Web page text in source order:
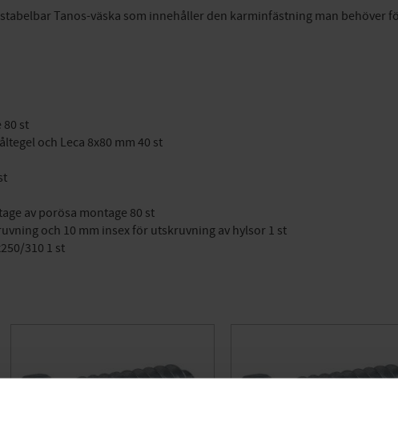
Tanos-väska som innehåller den karminfästning man behöver
80 st
och Leca 8x80 mm 40 st
av porösa montage 80 st
och 10 mm insex för utskruvning av hylsor 1 st
310 1 st